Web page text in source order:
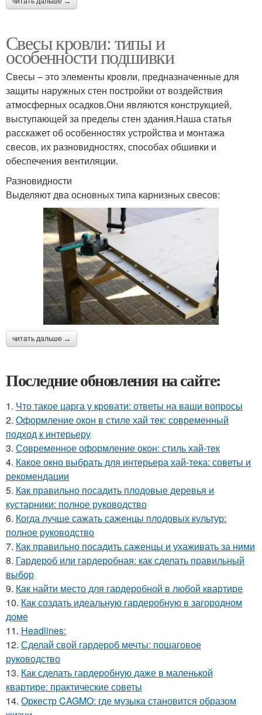
Свесы кровли: типы и
особенности подшивки
Свесы – это элементы кровли, предназначенные для
защиты наружных стен постройки от воздействия
атмосферных осадков.Они являются конструкцией,
выступающей за пределы стен здания.Наша статья
расскажет об особенностях устройства и монтажа
свесов, их разновидностях, способах обшивки и
обеспечения вентиляции.
Разновидности
Выделяют два основных типа карнизных свесов:
читать дальше →
Последние обновления на сайте:
1. Что такое царга у кровати: ответы на ваши вопросы
2. Оформление окон в стиле хай тек: современный
подход к интерьеру
3. Современное оформление окон: стиль хай-тек
4. Какое окно выбрать для интерьера хай-тека: советы и
рекомендации
5. Как правильно посадить плодовые деревья и
кустарники: полное руководство
6. Когда лучше сажать саженцы плодовых культур:
полное руководство
7. Как правильно посадить саженцы и ухаживать за ними
8. Гардероб или гардеробная: как сделать правильный
выбор
9. Как найти место для гардеробной в любой квартире
10. Как создать идеальную гардеробную в загородном
доме
11. Headlines:
12. Сделай свой гардероб мечты: пошаговое
руководство
13. Как сделать гардеробную даже в маленькой
квартире: практические советы
14. Оркестр CAGMO: где музыка становится образом